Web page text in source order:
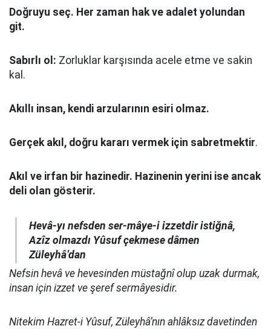
Doğruyu seç. Her zaman hak ve adalet yolundan
git.
Sabırlı ol: Zorluklar karşısında acele etme ve sakin
kal.
Akıllı insan, kendi arzularının esiri olmaz.
Gerçek akıl, doğru kararı vermek için sabretmektir.
Akıl ve irfan bir hazinedir. Hazinenin yerini ise ancak
deli olan gösterir.
Hevâ-yı nefsden ser-mâye-i izzetdir istiğnâ,
Azîz olmazdı Yûsuf çekmese dâmen
Züleyhâ’dan
Nefsin hevâ ve hevesinden müstağnî olup uzak durmak,
insan için izzet ve şeref sermâyesidir.
Nitekim Hazret-i Yûsuf, Züleyhâ’nın ahlâksız davetinden